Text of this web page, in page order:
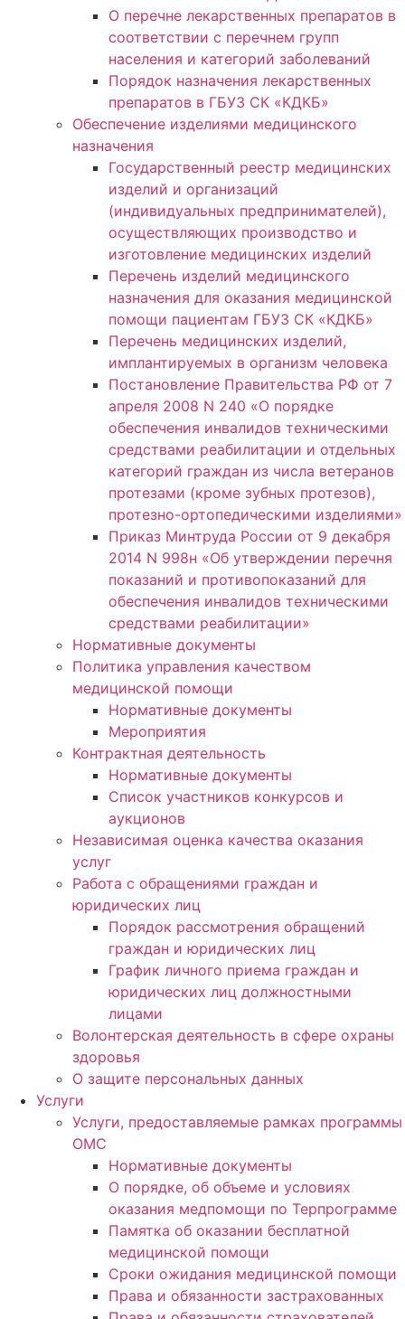
О перечне лекарственных препаратов в
соответствии с перечнем групп
населения и категорий заболеваний
Порядок назначения лекарственных
препаратов в ГБУЗ СК «КДКБ»
Обеспечение изделиями медицинского
назначения
Государственный реестр медицинских
изделий и организаций
(индивидуальных предпринимателей),
осуществляющих производство и
изготовление медицинских изделий
Перечень изделий медицинского
назначения для оказания медицинской
помощи пациентам ГБУЗ СК «КДКБ»
Перечень медицинских изделий,
имплантируемых в организм человека
Постановление Правительства РФ от 7
апреля 2008 N 240 «О порядке
обеспечения инвалидов техническими
средствами реабилитации и отдельных
категорий граждан из числа ветеранов
протезами (кроме зубных протезов),
протезно-ортопедическими изделиями»
Приказ Минтруда России от 9 декабря
2014 N 998н «Об утверждении перечня
показаний и противопоказаний для
обеспечения инвалидов техническими
средствами реабилитации»
Нормативные документы
Политика управления качеством
медицинской помощи
Нормативные документы
Мероприятия
Контрактная деятельность
Нормативные документы
Список участников конкурсов и
аукционов
Независимая оценка качества оказания
услуг
Работа с обращениями граждан и
юридических лиц
Порядок рассмотрения обращений
граждан и юридических лиц
График личного приема граждан и
юридических лиц должностными
лицами
Волонтерская деятельность в сфере охраны
здоровья
О защите персональных данных
Услуги
Услуги, предоставляемые рамках программы
ОМС
Нормативные документы
О порядке, об объеме и условиях
оказания медпомощи по Терпрограмме
Памятка об оказании бесплатной
медицинской помощи
Сроки ожидания медицинской помощи
Права и обязанности застрахованных